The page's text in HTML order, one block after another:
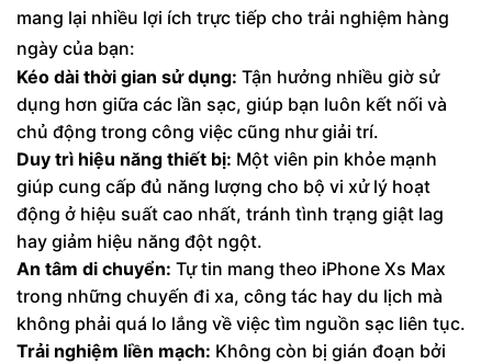
mang lại nhiều lợi ích trực tiếp cho trải nghiệm hàng
ngày của bạn:
Kéo dài thời gian sử dụng: Tận hưởng nhiều giờ sử
dụng hơn giữa các lần sạc, giúp bạn luôn kết nối và
chủ động trong công việc cũng như giải trí.
Duy trì hiệu năng thiết bị: Một viên pin khỏe mạnh
giúp cung cấp đủ năng lượng cho bộ vi xử lý hoạt
động ở hiệu suất cao nhất, tránh tình trạng giật lag
hay giảm hiệu năng đột ngột.
An tâm di chuyển: Tự tin mang theo iPhone Xs Max
trong những chuyến đi xa, công tác hay du lịch mà
không phải quá lo lắng về việc tìm nguồn sạc liên tục.
Trải nghiệm liền mạch: Không còn bị gián đoạn bởi